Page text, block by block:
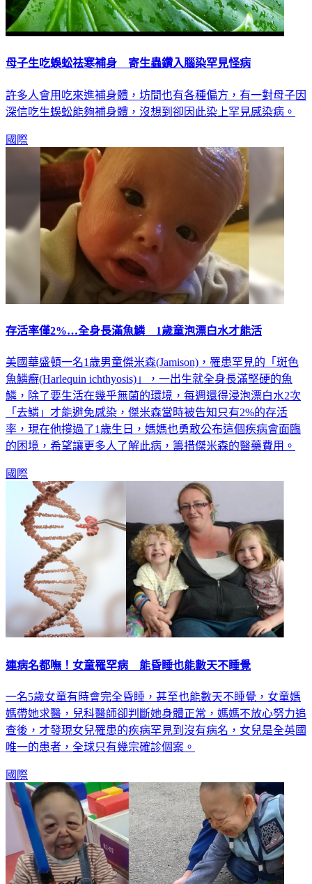
母子生吃蜈蚣祛寒補身 寄生蟲鑽入腦染罕見怪病
許多人會用吃來進補身體，坊間也有各種偏方，有一對母子因
深信吃生蜈蚣能夠補身體，沒想到卻因此染上罕見感染病。
國際
存活率僅2%…全身長滿魚鱗 1歲童泡漂白水才能活
美國華盛頓一名1歲男童傑米森(Jamison)，罹患罕見的「斑色
魚鱗癬(Harlequin ichthyosis)」，一出生就全身長滿堅硬的魚
鱗，除了要生活在幾乎無菌的環境，每週還得浸泡漂白水2次
「去鱗」才能避免感染，傑米森當時被告知只有2%的存活
率，現在他撐過了1歲生日，媽媽也勇敢公布這個疾病會面臨
的困境，希望讓更多人了解此病，籌措傑米森的醫藥費用。
國際
連病名都嘸！女童罹罕病 能昏睡也能數天不睡覺
一名5歲女童有時會完全昏睡，甚至也能數天不睡覺，女童媽
媽帶她求醫，兒科醫師卻判斷她身體正常，媽媽不放心努力追
查後，才發現女兒罹患的疾病罕見到沒有病名，女兒是全英國
唯一的患者，全球只有幾宗確診個案。
國際